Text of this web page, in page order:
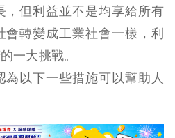
，但利益並不是均享給所有
會轉變成工業社會一樣，利
一大挑戰。
以下一些措施可以幫助人